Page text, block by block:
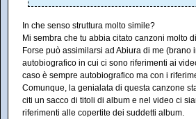
In che senso struttura molto simile?
Mi sembra che tu abbia citato canzoni molto
Forse può assimilarsi ad Abiura di me (brano
autobiografico in cui ci sono riferimenti ai
caso è sempre autobiografico ma con i
Comunque, la genialata di questa canzone
citi un sacco di titoli di album e nel video ci
riferimenti alle copertite dei suddetti album.